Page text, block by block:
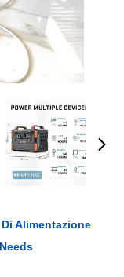
Alimentazione